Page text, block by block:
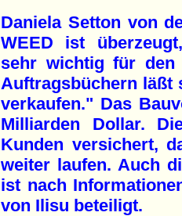
Daniela Setton von
WEED ist
sehr wichtig für den
Auftragsbüchern läßt
verkaufen." Das
Milliarden Dollar.
Kunden versichert,
weiter laufen. Auch
ist nach
von Ilisu beteiligt.